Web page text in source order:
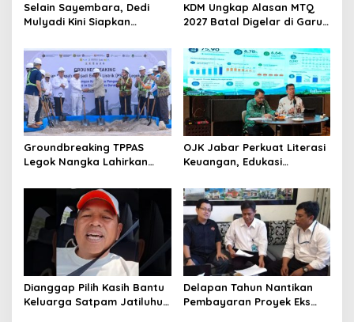
Selain Sayembara, Dedi
Mulyadi Kini Siapkan
Sebarkan Lokasi Penjualan
Narkotika
KDM Ungkap Alasan MTQ
2027 Batal Digelar di Garut,
Groundbreaking TPPAS
Legok Nangka Lahirkan
Penyelesaian Sampah
Bandung Raya
OJK Jabar Perkuat Literasi
Keuangan, Edukasi
Pertumbuhan Ekonomi
Dianggap Pilih Kasih Bantu
Keluarga Satpam Jatiluhur
Delapan Tahun Nantikan
Pembayaran Proyek Eks